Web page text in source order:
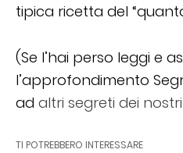
tipica ricetta del
(Se l’hai perso leggi e
l’approfondimento
ad altri segreti dei
TI POTREBBERO INTERESSARE